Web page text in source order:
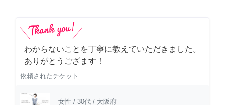
わからないことを丁寧に教えていただきました。
ありがとうござます！
依頼されたチケット
女性 / 30代 / 大阪府